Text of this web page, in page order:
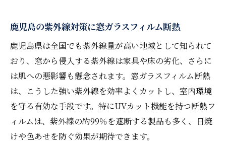
鹿児島の紫外線対策に窓ガラスフィルム断熱
鹿児島県は全国でも紫外線量が高い地域として知られて
おり、窓から侵入する紫外線は家具や床の劣化、さらに
は肌への悪影響も懸念されます。窓ガラスフィルム断熱
は、こうした強い紫外線を効率よくカットし、室内環境
を守る有効な手段です。特にUVカット機能を持つ断熱フ
ィルムは、紫外線の約99％を遮断する製品も多く、日焼
けや色あせを防ぐ効果が期待できます。